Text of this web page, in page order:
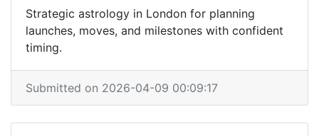
Strategic astrology in London for planning
launches, moves, and milestones with confident
timing.
Submitted on 2026-04-09 00:09:17